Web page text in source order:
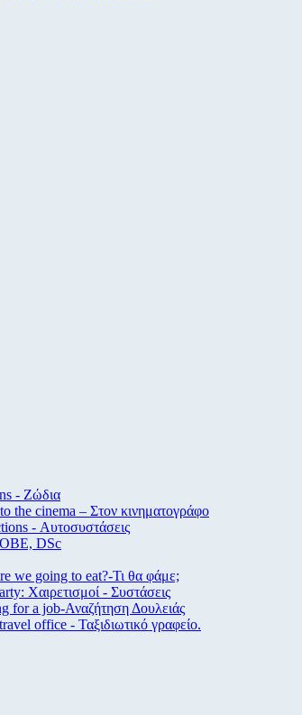
- Ζώδια
the cinema – Στον κινηματογράφο
- Αυτοσυστάσεις
ΟΒΕ, DSc
we going to eat?-Τι θα φάμε;
Χαιρετισμοί - Συστάσεις
a job-Αναζήτηση Δουλειάς
office - Ταξιδιωτικό γραφείο.